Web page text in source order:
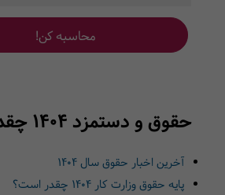
محاسبه کن!
حقوق و دستمزد 1404 چقدر است؟
آخرین اخبار حقوق سال ۱۴۰۴
پایه حقوق وزارت کار ۱۴۰۴ چقدر است؟